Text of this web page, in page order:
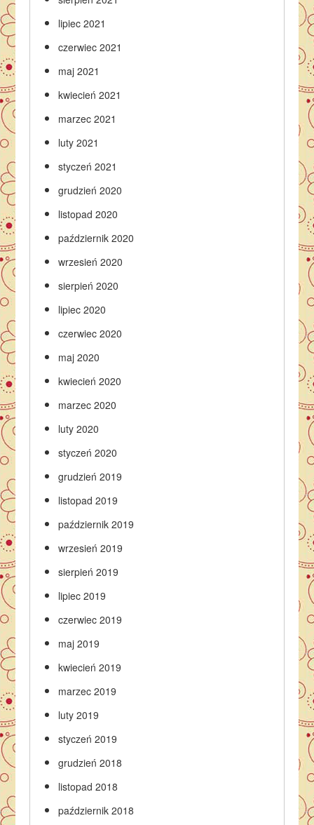
lipiec 2021
czerwiec 2021
maj 2021
kwiecień 2021
marzec 2021
luty 2021
styczeń 2021
grudzień 2020
listopad 2020
październik 2020
wrzesień 2020
sierpień 2020
lipiec 2020
czerwiec 2020
maj 2020
kwiecień 2020
marzec 2020
luty 2020
styczeń 2020
grudzień 2019
listopad 2019
październik 2019
wrzesień 2019
sierpień 2019
lipiec 2019
czerwiec 2019
maj 2019
kwiecień 2019
marzec 2019
luty 2019
styczeń 2019
grudzień 2018
listopad 2018
październik 2018